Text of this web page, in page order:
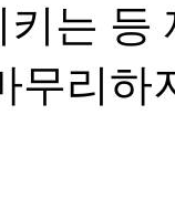
는 등
무리하